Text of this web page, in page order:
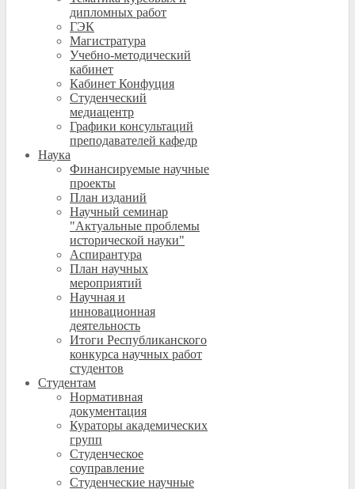
дипломных работ
ГЭК
Магистратура
Учебно-методический
кабинет
Кабинет Конфуция
Студенческий
медиацентр
Графики консультаций
преподавателей кафедр
Наука
Финансируемые научные
проекты
План изданий
Научный семинар
"Актуальные проблемы
исторической науки"
Аспирантура
План научных
мероприятий
Научная и
инновационная
деятельность
Итоги Республиканского
конкурса научных работ
студентов
Студентам
Нормативная
документация
Кураторы академических
групп
Студенческое
соуправление
Студенческие научные